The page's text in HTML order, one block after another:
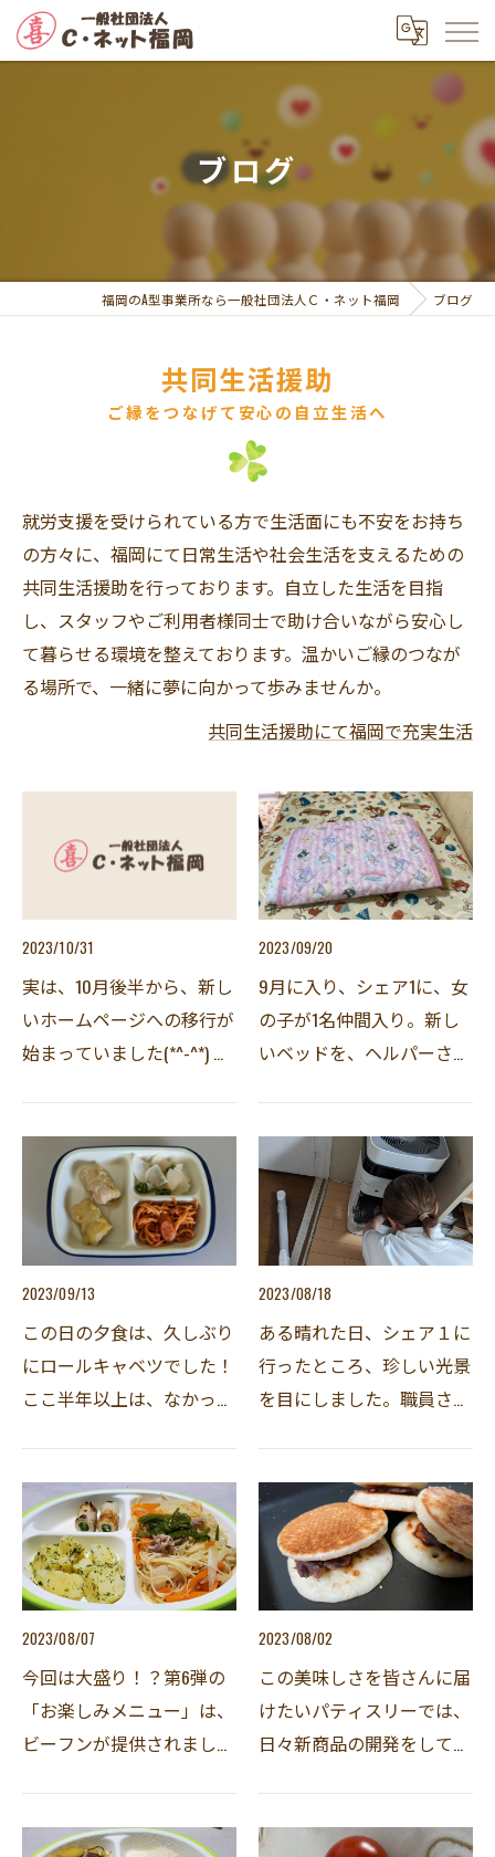
ブログ
福岡のA型事業所なら一般社団法人Ｃ・ネット福岡 ブログ
共同生活援助
ご縁をつなげて安心の自立生活へ
就労支援を受けられている方で生活面にも不安をお持ち
の方々に、福岡にて日常生活や社会生活を支えるための
共同生活援助を行っております。自立した生活を目指
し、スタッフやご利用者様同士で助け合いながら安心し
て暮らせる環境を整えております。温かいご縁のつなが
る場所で、一緒に夢に向かって歩みませんか。
共同生活援助にて福岡で充実生活
2023/10/31
実は、10月後半から、新し
いホームページへの移行が
始まっていました(*^-^*) 新
現在、特集(？)している、
ピープルファースト大会の
記事までは、両…
2023/09/20
9月に入り、シェア1に、女
の子が1名仲間入り。新し
いベッドを、ヘルパーさん
自分の部屋になりました。
明るい女の子なので、すぐ
に慣れそうです(*´▽｀*)
2023/09/13
この日の夕食は、久しぶり
にロールキャベツでした！
ここ半年以上は、なかった
嬉しいメニューでした。
2023/08/18
ある晴れた日、シェア１に
行ったところ、珍しい光景
を目にしました。職員さん
さんと言えば、機械類は苦
手で、このような作業は得
意な方にお願いするのが…
2023/08/07
今回は大盛り！？第6弾の
「お楽しみメニュー」は、
ビーフンが提供されまし
ーフンではありますが、30
2023/08/02
この美味しさを皆さんに届
けたいパティスリーでは、
日々新商品の開発をしてお
頂いています。今回は「米